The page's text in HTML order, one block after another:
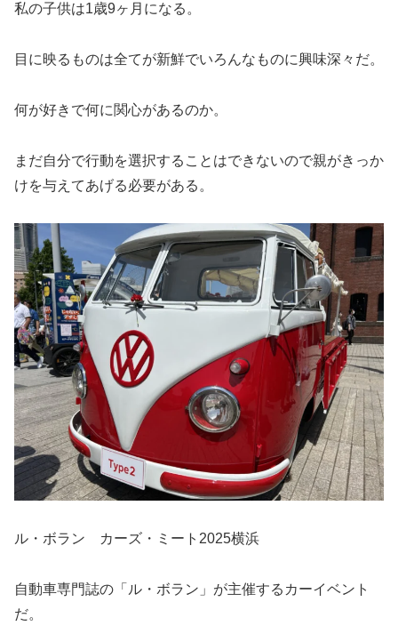
私の子供は1歳9ヶ月になる。
目に映るものは全てが新鮮でいろんなものに興味深々だ。
何が好きで何に関心があるのか。
まだ自分で行動を選択することはできないので親がきっか
けを与えてあげる必要がある。
ル・ボラン カーズ・ミート2025横浜
自動車専門誌の「ル・ボラン」が主催するカーイベント
だ。